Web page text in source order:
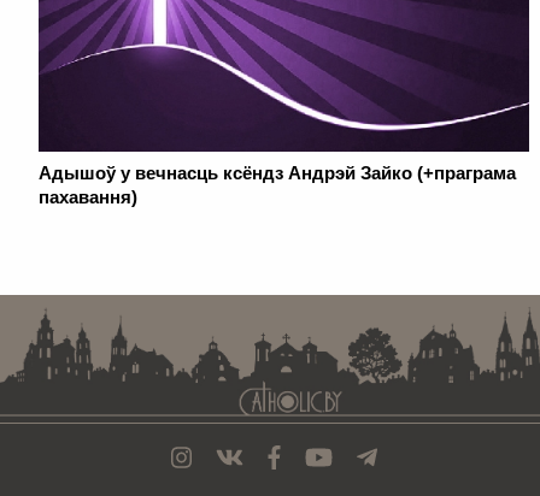
Адышоў у вечнасць ксёндз Андрэй Зайко (+праграма
пахавання)